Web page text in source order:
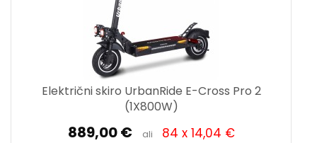
Električni skiro UrbanRide E-Cross Pro 2
(1X800W)
889,00 € ali 84 x 14,04 €